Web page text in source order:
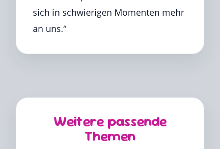
sich in schwierigen Momenten mehr
an uns.“
Weitere passende
Themen